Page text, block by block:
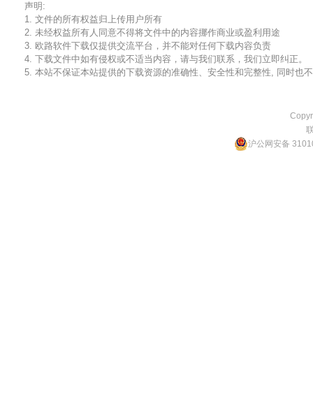
声明:
1. 文件的所有权益归上传用户所有
2. 未经权益所有人同意不得将文件中的内容挪作商业或盈利用途
3. 欧路软件下载仅提供交流平台，并不能对任何下载内容负责
4. 下载文件中如有侵权或不适当内容，请与我们联系，我们立即纠正。
5. 本站不保证本站提供的下载资源的准确性、安全性和完整性, 同时也
沪公网安备